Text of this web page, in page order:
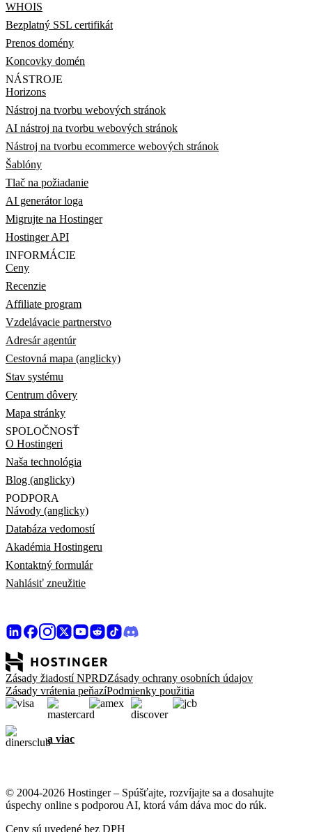
WHOIS
Bezplatný SSL certifikát
Prenos domény
Koncovky domén
NÁSTROJE
Horizons
Nástroj na tvorbu webových stránok
AI nástroj na tvorbu webových stránok
Nástroj na tvorbu ecommerce webových stránok
Šablóny
Tlač na požiadanie
AI generátor loga
Migrujte na Hostinger
Hostinger API
INFORMÁCIE
Ceny
Recenzie
Affiliate program
Vzdelávacie partnerstvo
Adresár agentúr
Cestovná mapa (anglicky)
Stav systému
Centrum dôvery
Mapa stránky
SPOLOČNOSŤ
O Hostingeri
Naša technológia
Blog (anglicky)
PODPORA
Návody (anglicky)
Databáza vedomostí
Akadémia Hostingeru
Kontaktný formulár
Nahlásiť zneužitie
Zásady žiadostí NPRDZásady ochrany osobních údajov
Zásady vrátenia peňazíPodmienky použitia
a viac
© 2004-2026 Hostinger – Spúšťajte, rozvíjajte sa a dosahujte
úspechy online s podporou AI, ktorá vám dáva moc do rúk.
Ceny sú uvedené bez DPH